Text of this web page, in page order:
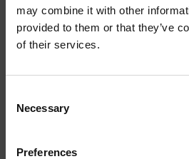
may combine it with other
provided to them or that they’ve
of their services.
Selection
Necessary
Preferences
ISCRIVITI ALLA
Resta aggiornato su tutte le